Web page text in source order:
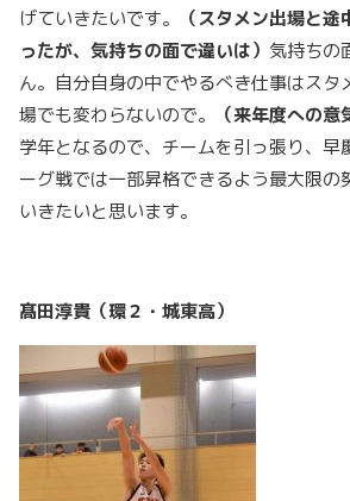
げていきたいです。
（スタメン出場と
ったが、気持ちの面で違いは） 気持ちの
ん。自分自身の中でやるべき仕事はスタ
場でも変わらないので。
（来年度への意
学年となるので、チームを引っ張り、早
ーグ戦では一部昇格できるよう最大限の
いきたいと思います。
髙田淳貴（環２・城東高）